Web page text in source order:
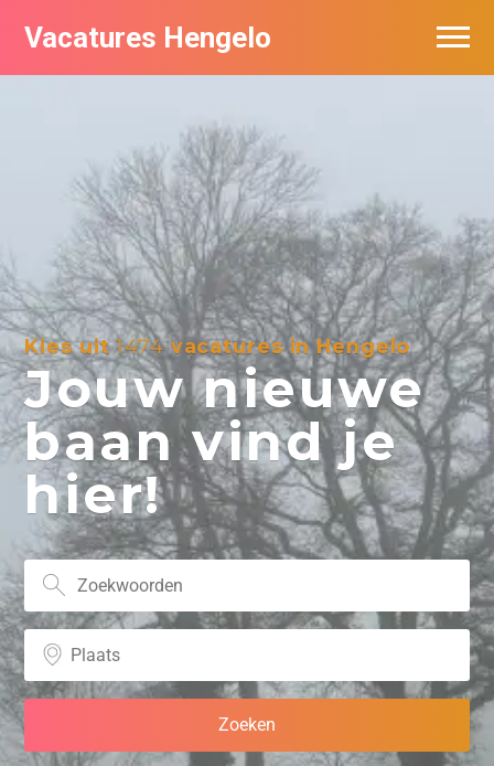
Vacatures Hengelo
Kies uit1474vacatures in Hengelo
Jouw nieuwe
baan vind je
hier!
Vacatures per bedrijf in Hengelo
Nieuwsbrief feed